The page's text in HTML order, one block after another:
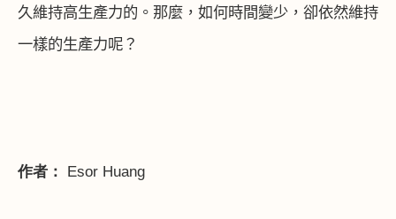
久維持高生產力的。那麼，如何時間變少，卻依然維持
一樣的生產力呢？
作者： Esor Huang